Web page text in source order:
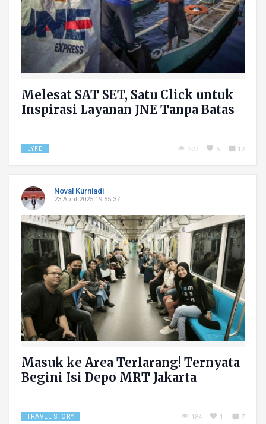
Melesat SAT SET, Satu Click untuk
Inspirasi Layanan JNE Tanpa Batas
LYFE 227 5 12
Noval Kurniadi
23 April 2025 19:55:37
Masuk ke Area Terlarang! Ternyata
Begini Isi Depo MRT Jakarta
TRAVEL STORY 184 1 7